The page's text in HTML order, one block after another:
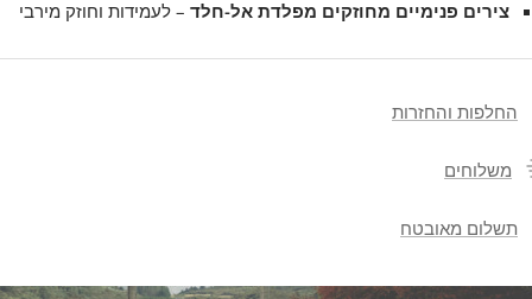
צירים פנימיים מחוזקים מפלדת אל-חלד– לעמידות וחוזק מירבי
החלפות והחזרות
משלוחים
תשלום מאובטח